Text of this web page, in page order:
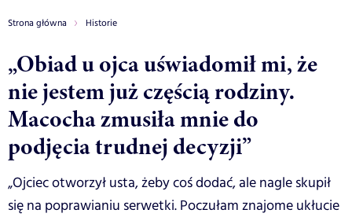
Strona główna Historie
„Obiad u ojca uświadomił mi, że
nie jestem już częścią rodziny.
Macocha zmusiła mnie do
podjęcia trudnej decyzji”
„Ojciec otworzył usta, żeby coś dodać, ale nagle skupił
się na poprawianiu serwetki. Poczułam znajome ukłucie